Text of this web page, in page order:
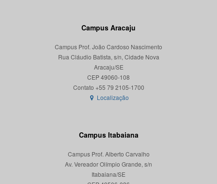
Campus Aracaju
Campus Prof. João Cardoso Nascimento
Rua Cláudio Batista, s/n, Cidade Nova
Aracaju/SE
CEP 49060-108
Localização
Campus Itabaiana
Campus Prof. Alberto Carvalho
Av. Vereador Olímpio Grande, s/n
Itabaiana/SE